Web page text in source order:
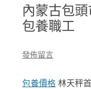
內蒙古包
包養職工
發佈留言
包養價格 林天秤